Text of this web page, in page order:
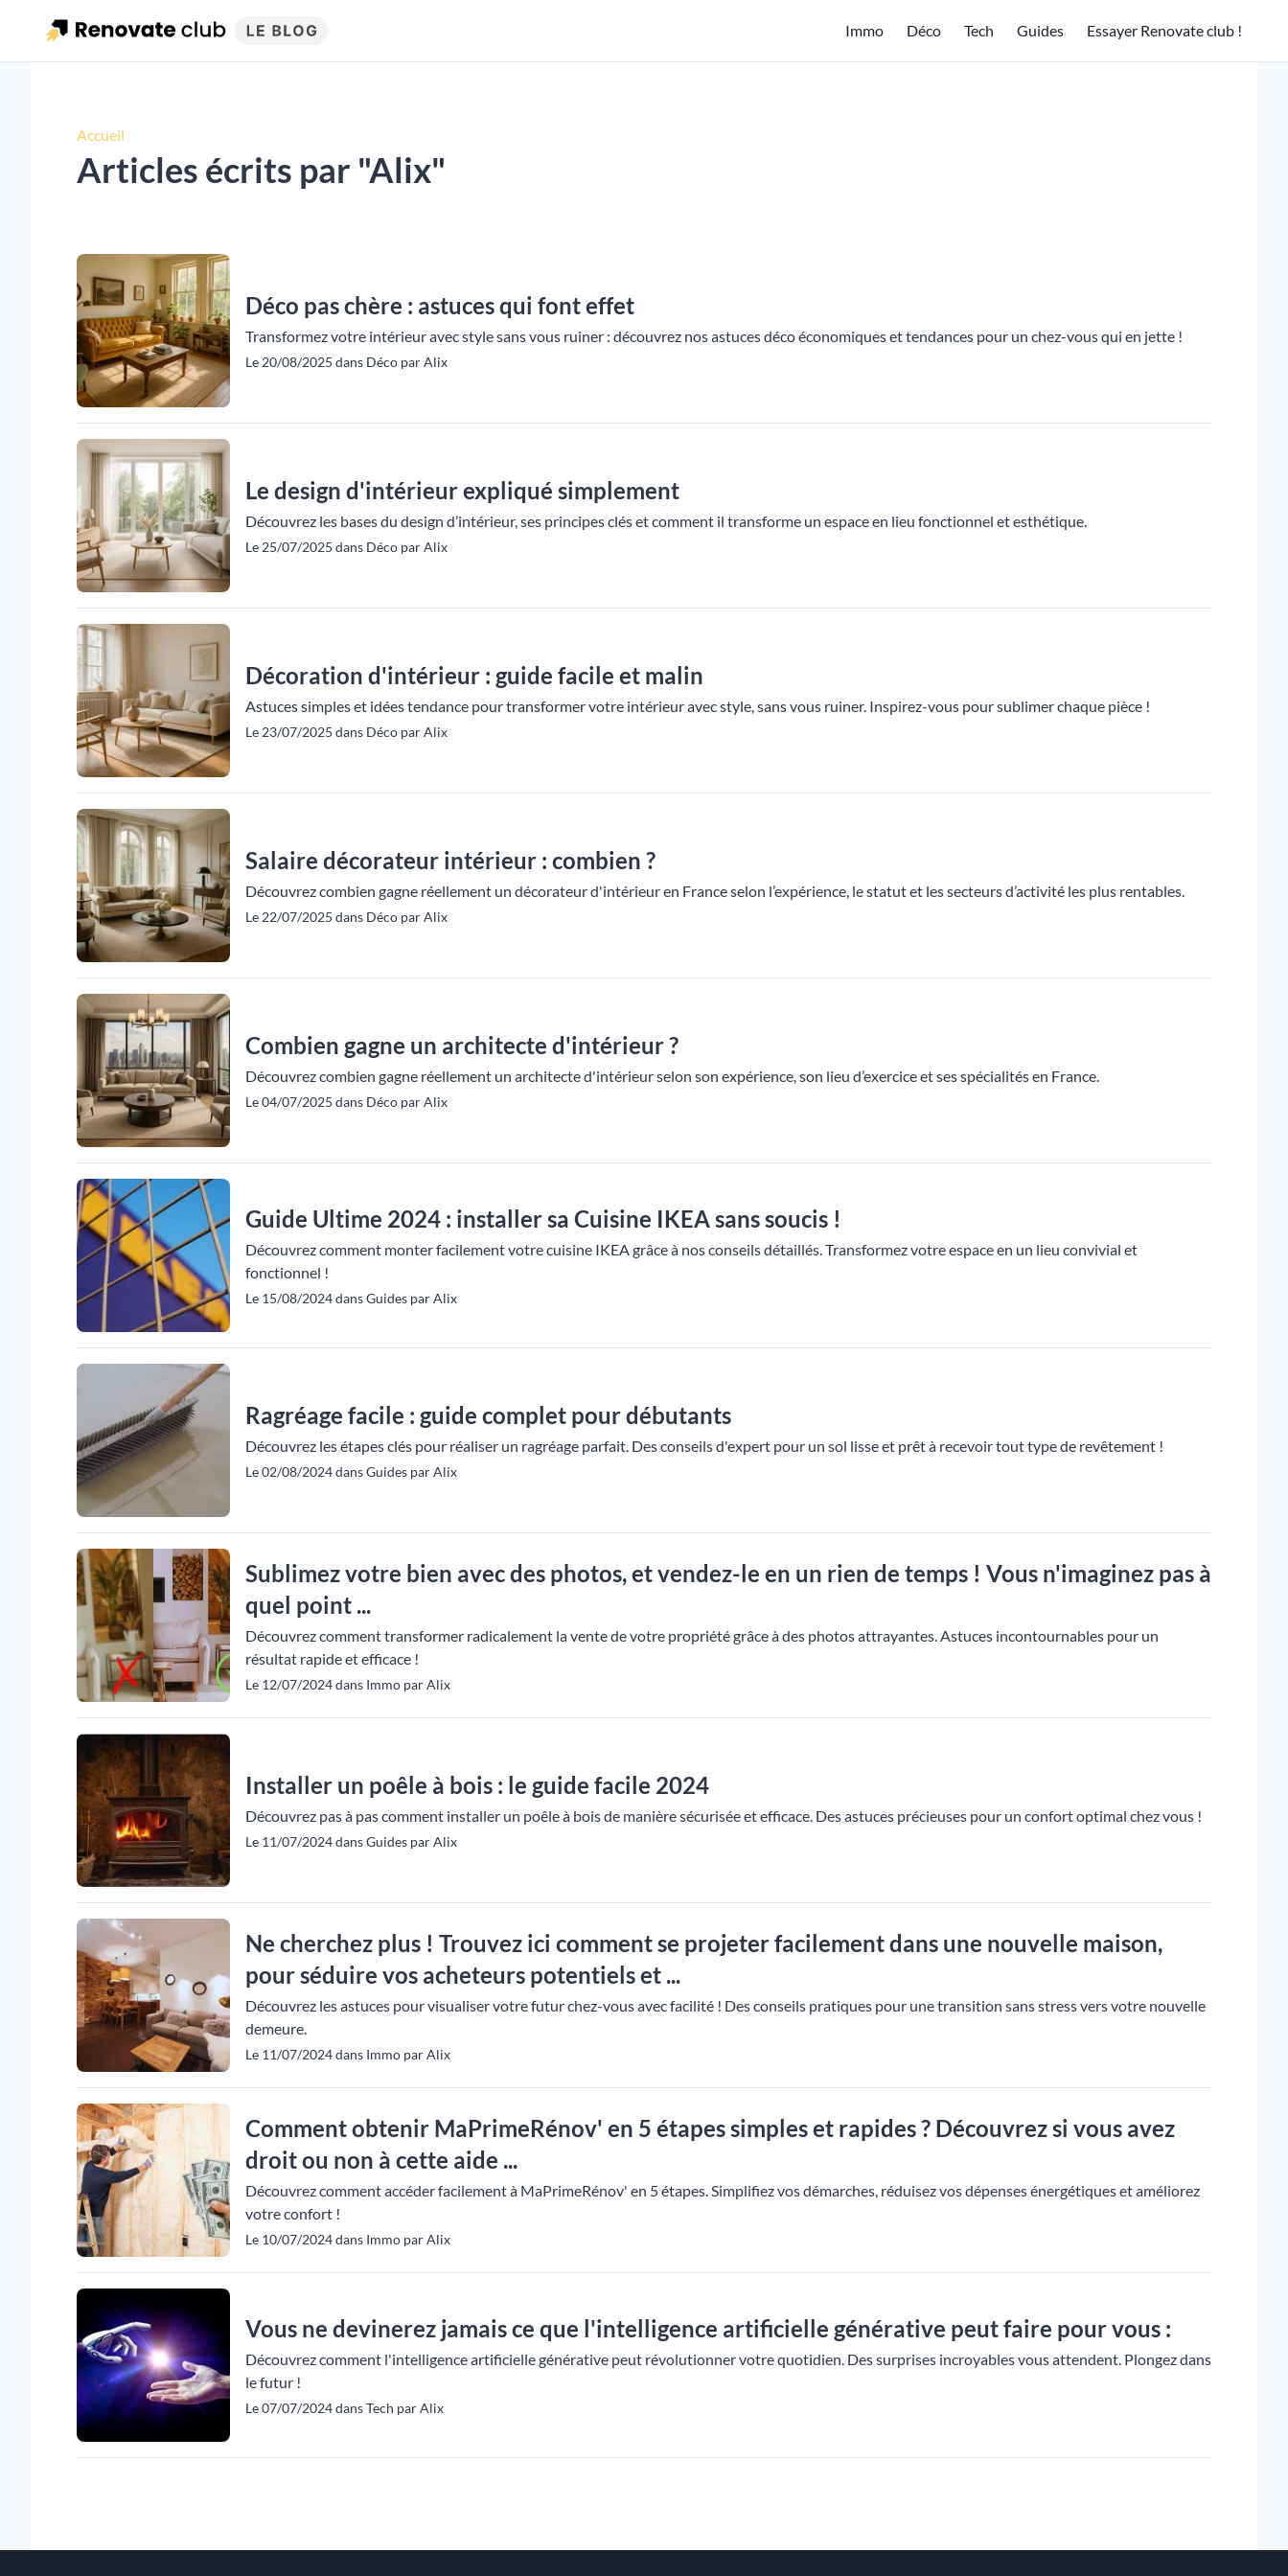
Immo Déco Tech Guides Essayer Renovate club !
Accueil
Articles écrits par "Alix"
Déco pas chère : astuces qui font effet
Transformez votre intérieur avec style sans vous ruiner : découvrez nos astuces déco économiques et tendances pour un chez-vous qui en jette !
Le 20/08/2025 dans Déco par Alix
Le design d'intérieur expliqué simplement
Découvrez les bases du design d’intérieur, ses principes clés et comment il transforme un espace en lieu fonctionnel et esthétique.
Le 25/07/2025 dans Déco par Alix
Décoration d'intérieur : guide facile et malin
Astuces simples et idées tendance pour transformer votre intérieur avec style, sans vous ruiner. Inspirez-vous pour sublimer chaque pièce !
Le 23/07/2025 dans Déco par Alix
Salaire décorateur intérieur : combien ?
Découvrez combien gagne réellement un décorateur d'intérieur en France selon l’expérience, le statut et les secteurs d’activité les plus rentables.
Le 22/07/2025 dans Déco par Alix
Combien gagne un architecte d'intérieur ?
Découvrez combien gagne réellement un architecte d'intérieur selon son expérience, son lieu d’exercice et ses spécialités en France.
Le 04/07/2025 dans Déco par Alix
Guide Ultime 2024 : installer sa Cuisine IKEA sans soucis !
Découvrez comment monter facilement votre cuisine IKEA grâce à nos conseils détaillés. Transformez votre espace en un lieu convivial et
fonctionnel !
Le 15/08/2024 dans Guides par Alix
Ragréage facile : guide complet pour débutants
Découvrez les étapes clés pour réaliser un ragréage parfait. Des conseils d'expert pour un sol lisse et prêt à recevoir tout type de revêtement !
Le 02/08/2024 dans Guides par Alix
Sublimez votre bien avec des photos, et vendez-le en un rien de temps ! Vous n'imaginez pas à
quel point ...
Découvrez comment transformer radicalement la vente de votre propriété grâce à des photos attrayantes. Astuces incontournables pour un
résultat rapide et efficace !
Le 12/07/2024 dans Immo par Alix
Installer un poêle à bois : le guide facile 2024
Découvrez pas à pas comment installer un poêle à bois de manière sécurisée et efficace. Des astuces précieuses pour un confort optimal chez vous !
Le 11/07/2024 dans Guides par Alix
Ne cherchez plus ! Trouvez ici comment se projeter facilement dans une nouvelle maison,
pour séduire vos acheteurs potentiels et ...
Découvrez les astuces pour visualiser votre futur chez-vous avec facilité ! Des conseils pratiques pour une transition sans stress vers votre nouvelle
demeure.
Le 11/07/2024 dans Immo par Alix
Comment obtenir MaPrimeRénov' en 5 étapes simples et rapides ? Découvrez si vous avez
droit ou non à cette aide ...
Découvrez comment accéder facilement à MaPrimeRénov' en 5 étapes. Simplifiez vos démarches, réduisez vos dépenses énergétiques et améliorez
votre confort !
Le 10/07/2024 dans Immo par Alix
Vous ne devinerez jamais ce que l'intelligence artificielle générative peut faire pour vous :
Découvrez comment l'intelligence artificielle générative peut révolutionner votre quotidien. Des surprises incroyables vous attendent. Plongez dans
le futur !
Le 07/07/2024 dans Tech par Alix